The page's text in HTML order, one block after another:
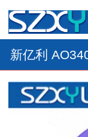
新亿利